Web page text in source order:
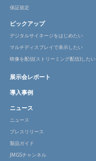
保証規定
ピックアップ
デジタルサイネージをはじめたい
マルチディスプレイで表示したい
映像を配信(ストリーミング配信)したい
展示会レポート
導入事例
ニュース
ニュース
プレスリリース
製品ガイド
JMGSチャンネル